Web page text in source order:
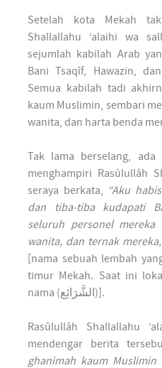
Setelah kota Mekah
Shallallahu ‘alaihi wa
sejumlah kabilah Arab
Bani Tsaqîf, Hawazin,
Semua kabilah tadi
kaum Muslimin, sembari
wanita, dan harta benda
Tak lama berselang, ada
menghampiri Rasûlullâh
seraya berkata, “Aku
dan tiba-tiba kudapati
seluruh personel mereka
wanita, dan ternak
[nama sebuah lembah
timur Mekah. Saat ini
nama (الشَّرَائِع)].
Rasûlullâh Shallallahu
mendengar berita
ghanimah kaum